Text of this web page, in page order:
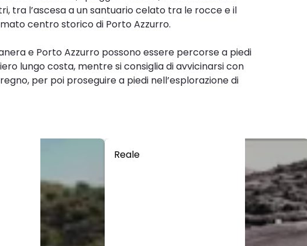
tra l’ascesa a un santuario celato tra le rocce e il
centro storico di Porto Azzurro.
e Porto Azzurro possono essere percorse a piedi
lungo costa, mentre si consiglia di avvicinarsi con
per poi proseguire a piedi nell’esplorazione di
1
2
3
4
5
6
7
8
9
Reale